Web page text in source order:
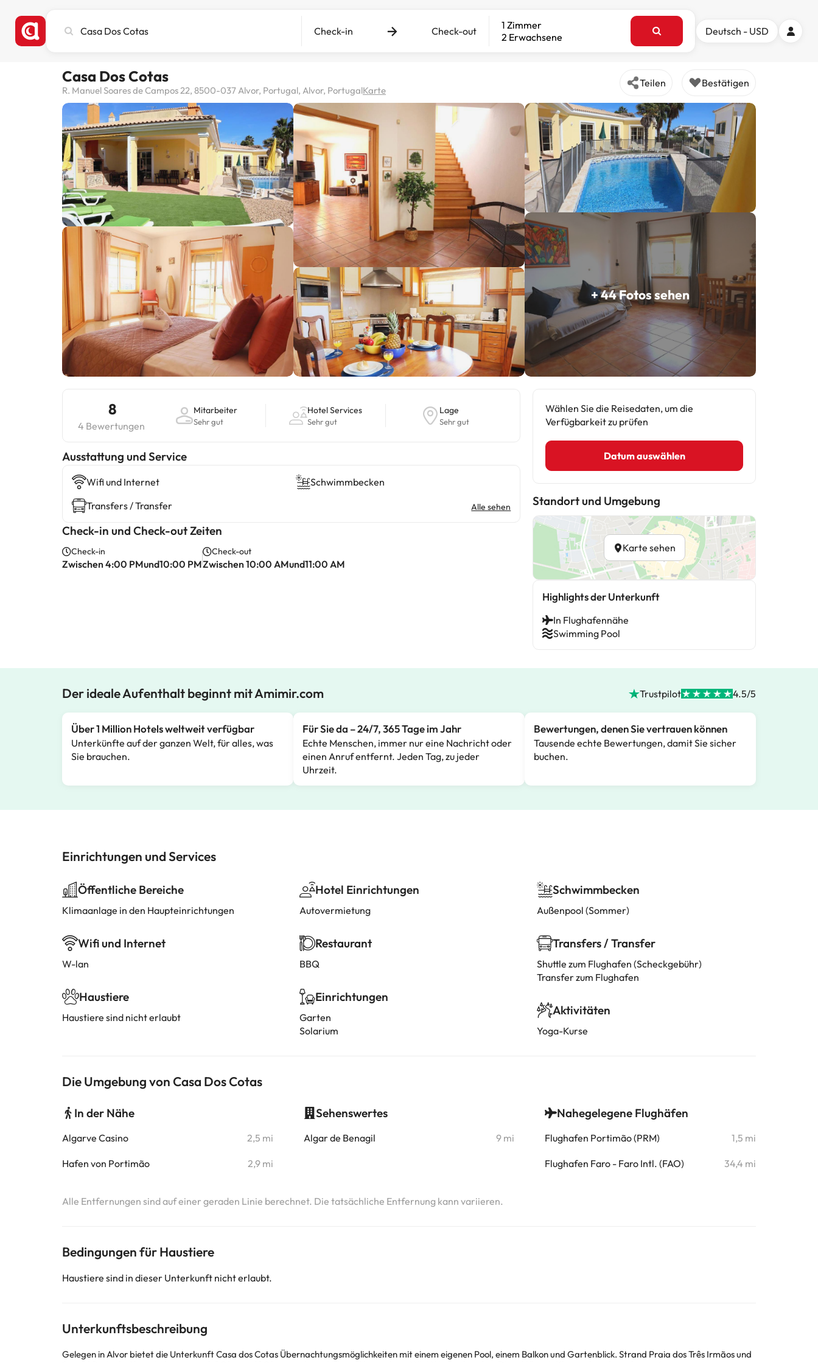
Hotel
eingeben
Check-in Check-out
1 Zimmer
2 Erwachsene
Deutsch - USD
Casa Dos Cotas
R. Manuel Soares de Campos 22, 8500-037 Alvor, Portugal, Alvor, PortugalKarte
Teilen Bestätigen
+ 44 Fotos sehen
8
4 Bewertungen
Mitarbeiter
Sehr gut
Hotel Services
Sehr gut
Lage
Sehr gut
​Ausstattung und Service
Wifi und Internet
Schwimmbecken
Transfers / Transfer
Alle sehen
Check-in und Check-out Zeiten
Check-in
Zwischen 4:00 PMund10:00 PM
Check-out
Zwischen 10:00 AMund11:00 AM
Wählen Sie die Reisedaten, um die
Verfügbarkeit zu prüfen
Datum auswählen
Standort und Umgebung
Karte sehen
Highlights der Unterkunft
In Flughafennähe
Swimming Pool
Der ideale Aufenthalt beginnt mit Amimir.com Trustpilot 4.5/5
Über 1 Million Hotels weltweit verfügbar
Unterkünfte auf der ganzen Welt, für alles, was
Sie brauchen.
Für Sie da – 24/7, 365 Tage im Jahr
Echte Menschen, immer nur eine Nachricht oder
einen Anruf entfernt. Jeden Tag, zu jeder
Uhrzeit.
Bewertungen, denen Sie vertrauen können
Tausende echte Bewertungen, damit Sie sicher
buchen.
Einrichtungen und Services
Öffentliche Bereiche
Klimaanlage in den Haupteinrichtungen
Wifi und Internet
W-lan
Haustiere
Haustiere sind nicht erlaubt
Hotel Einrichtungen
Autovermietung
Restaurant
BBQ
Einrichtungen
Garten
Solarium
Schwimmbecken
Außenpool (Sommer)
Transfers / Transfer
Shuttle zum Flughafen (Scheckgebühr)
Transfer zum Flughafen
Aktivitäten
Yoga-Kurse
Die Umgebung von Casa Dos Cotas
In der Nähe
Algarve Casino 2,5 mi
Hafen von Portimão 2,9 mi
Sehenswertes
Algar de Benagil 9 mi
Nahegelegene Flughäfen
Flughafen Portimão (PRM) 1,5 mi
Flughafen Faro - Faro Intl. (FAO) 34,4 mi
Alle Entfernungen sind auf einer geraden Linie berechnet. Die tatsächliche Entfernung kann variieren.
Bedingungen für Haustiere
Haustiere sind in dieser Unterkunft nicht erlaubt.
Unterkunftsbeschreibung
Gelegen in Alvor bietet die Unterkunft Casa dos Cotas Übernachtungsmöglichkeiten mit einem eigenen Pool, einem Balkon und Gartenblick. Strand Praia dos Três Irmãos und